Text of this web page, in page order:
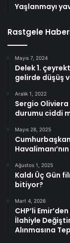
Yaşlanmayı
Rastgele
Mayıs 7, 2024
Delek 1.
gelirde düşüş
Aralık 1, 2022
Sergio
durumu ciddi
Mayıs 28, 2025
Havalimanı’nın
Ağustos 1, 2025
Kaldı Üç Gün
bitiyor?
Mart 4, 2026
CHP’li
İlahiyle
Alınmasına